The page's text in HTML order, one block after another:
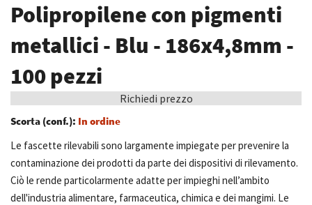
Polipropilene con pigmenti
metallici - Blu - 186x4,8mm -
100 pezzi
Richiedi prezzo
Scorta (conf.): In ordine
Le fascette rilevabili sono largamente impiegate per prevenire la
contaminazione dei prodotti da parte dei dispositivi di rilevamento.
Ciò le rende particolarmente adatte per impieghi nell’ambito
dell'industria alimentare, farmaceutica, chimica e dei mangimi. Le